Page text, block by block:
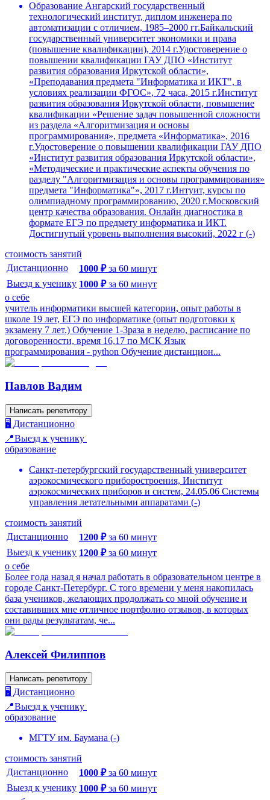
Образование Ангарский государственный
технологический институт, диплом инженера по
автоматизации с отличием, 1985–2000 гг.Байкальский
государственный университет экономики и права
(повышение квалификации), 2014 г.Удостоверение о
повышении квалификации ГАУ ДПО «Институт
развития образования Иркутской области»,
«Преподавания предмета "Информатика и ИКТ", в
условиях реализации ФГОС», 72 часа, 2015 г.Институт
развития образования Иркутской области, повышение
квалификации «Решение задач повышенной сложности
из раздела «Алгоритмизация и основы
программирования», предмета «Информатика», 2016
г.Удостоверение о повышении квалификации ГАУ ДПО
«Институт развития образования Иркутской области»,
«Методические и практические аспекты обучения по
разделу "Алгоритмизация и основы программирования»
предмета "Информатика"», 2017 г.Интуит, курсы по
олимпиадному программированию, 2020 г.Московский
центр качества образования. Онлайн диагностика в
формате ЕГЭ по предмету информатика и ИКТ.
Достигнутый уровень выполнения высокий, 2022 г (-)
стоимость занятий
Дистанционно
1000 ₽ за 60 минут
Выезд к ученику 1000 ₽ за 60 минут
о себе
учитель информатики высшей категории, опыт работы в
школе 19 лет, ЕГЭ по информатике (опыт подготовки к
экзамену 7 лет.) Обучение 1-3раза в неделю, расписание по
договоренности, время 16,17 по МСК Язык
программирования - python Обучение дистанцион...
Павлов Вадим
Написать репетитору
🖥️ Дистанционно
📍Выезд к ученику
образование
Санкт-петербургский государственный университет
аэрокосмического приборостроения, Институт
аэрокосмических приборов и систем, 24.05.06 Системы
управления летательными аппаратами (-)
стоимость занятий
Дистанционно
1200 ₽ за 60 минут
Выезд к ученику 1200 ₽ за 60 минут
о себе
Более года назад я начал работать в образовательном центре в
городе Санкт-Петербург. С того времени у меня накопилась
база учеников, желающих продолжать со мной обучение и
составивших мне отличное портфолио отзывов, в которых
они рады результатам, че...
Алексей Филиппов
Написать репетитору
🖥️ Дистанционно
📍Выезд к ученику
образование
МГТУ им. Баумана (-)
стоимость занятий
Дистанционно
1000 ₽ за 60 минут
Выезд к ученику 1000 ₽ за 60 минут